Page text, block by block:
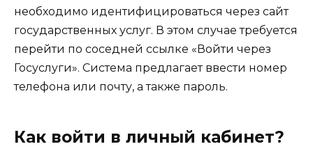
необходимо идентифицироваться через сайт
государственных услуг. В этом случае требуется
перейти по соседней ссылке «Войти через
Госуслуги». Система предлагает ввести номер
телефона или почту, а также пароль.
Как войти в личный кабинет?